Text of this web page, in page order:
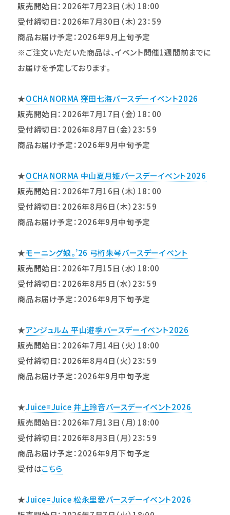
販売開始日：2026年7月23日（木）18:00
受付締切日：2026年7月30日（木）23：59
商品お届け予定：2026年9月上旬予定
※ご注文いただいた商品は、イベント開催1週間前までに
お届けを予定しております。
★OCHA NORMA 窪田七海バースデーイベント2026
販売開始日：2026年7月17日（金）18：00
受付締切日：2026年8月7日（金）23：59
商品お届け予定：2026年9月中旬予定
★OCHA NORMA 中山夏月姫バースデーイベント2026
販売開始日：2026年7月16日（木）18：00
受付締切日：2026年8月6日（木）23：59
商品お届け予定：2026年9月中旬予定
★モーニング娘。’26 弓桁朱琴バースデーイベント
販売開始日：2026年7月15日（水）18:00
受付締切日：2026年8月5日（水）23：59
商品お届け予定：2026年9月下旬予定
★アンジュルム 平山遊季バースデーイベント2026
販売開始日：2026年7月14日（火）18:00
受付締切日：2026年8月4日（火）23：59
商品お届け予定：2026年9月中旬予定
★Juice=Juice 井上玲音バースデーイベント2026
販売開始日：2026年7月13日（月）18:00
受付締切日：2026年8月3日（月）23：59
商品お届け予定：2026年9月下旬予定
受付はこちら
★Juice=Juice 松永里愛バースデーイベント2026